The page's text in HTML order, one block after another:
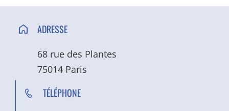
ADRESSE
68 rue des Plantes
75014 Paris
TÉLÉPHONE